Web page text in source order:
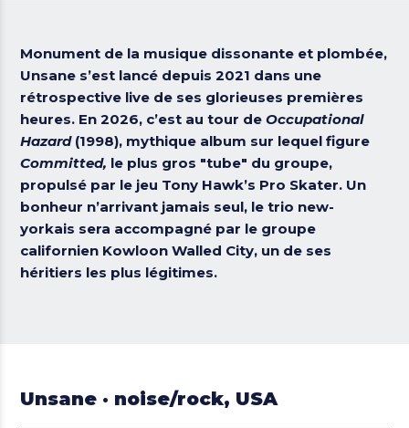
Monument de la musique dissonante et plombée,
Unsane s’est lancé depuis 2021 dans une
rétrospective live de ses glorieuses premières
heures. En 2026, c’est au tour deOccupational
Hazard(1998), mythique album sur lequel figure
Committed, le plus gros "tube" du groupe,
propulsé par le jeu Tony Hawk’s Pro Skater. Un
bonheur n’arrivant jamais seul, le trio new-
yorkais sera accompagné par le groupe
californien Kowloon Walled City, un de ses
héritiers les plus légitimes.
Unsane · noise/rock, USA